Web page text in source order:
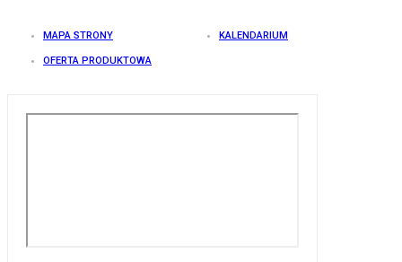
MAPA STRONY KALENDARIUM
OFERTA PRODUKTOWA